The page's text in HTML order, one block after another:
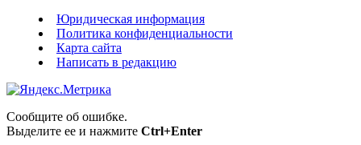
Юридическая информация
Политика конфиденциальности
Карта сайта
Написать в редакцию
Сообщите об ошибке.
Выделите ее и нажмите Ctrl+Enter